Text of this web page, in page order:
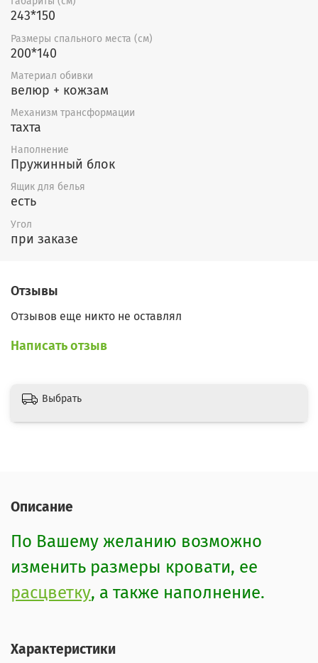
243*150
Размеры спального места (см)
200*140
Материал обивки
велюр + кожзам
Механизм трансформации
тахта
Наполнение
Пружинный блок
Ящик для белья
есть
Угол
при заказе
Отзывы
Отзывов еще никто не оставлял
Написать отзыв
Выбрать
Описание
По Вашему желанию возможно
изменить размеры кровати, ее
расцветку, а также наполнение.
Характеристики